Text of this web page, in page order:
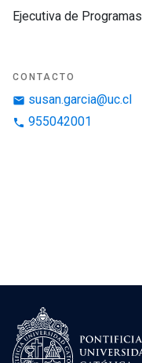
Ejecutiva de Programas
CONTACTO
email susan.garcia@uc.cl
phone 955042001